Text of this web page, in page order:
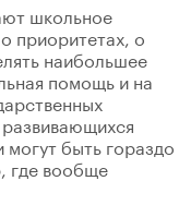
школьное
приоритетах, о
наибольшее
помощь и на
быть гораздо
где вообще